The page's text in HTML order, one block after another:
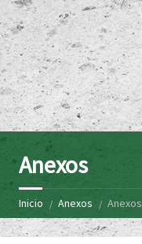
Anexos
Inicio Anexos Anexos